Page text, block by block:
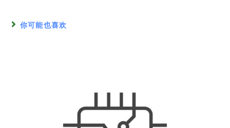
你可能也喜欢